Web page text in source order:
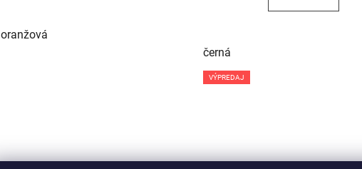
oranžová
černá
VÝPREDAJ